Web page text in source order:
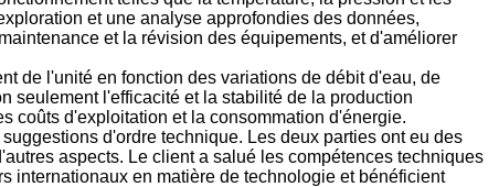
et une analyse approfondies des données,
et la révision des équipements, et d'améliorer
de l'unité en fonction des variations de débit d'eau, de
seulement l'efficacité et la stabilité de la production
coûts d'exploitation et la consommation d'énergie.
d'ordre technique. Les deux parties ont eu des
aspects. Le client a salué les compétences techniques
internationaux en matière de technologie et bénéficient